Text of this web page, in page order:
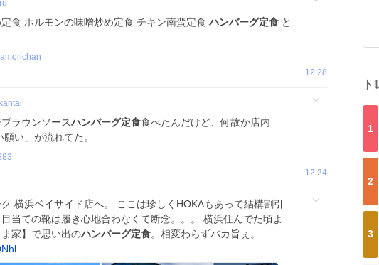
食 ホルモンの味噌炒め定食 チキン南蛮定食 ハンバーグ定食 と
12:28
ラウンソースハンバーグ定食食べたんだけど、何故か店内
い」が流れてた。
12:24
横浜ベイサイド店へ。 ここは珍しくHOKAもあって結構割引
当ての靴は履き心地合わなくて断念。。。 横浜住んでた頃よ
家】で思い出のハンバーグ定食。相変わらずバカ旨ぇ。
1
2
3